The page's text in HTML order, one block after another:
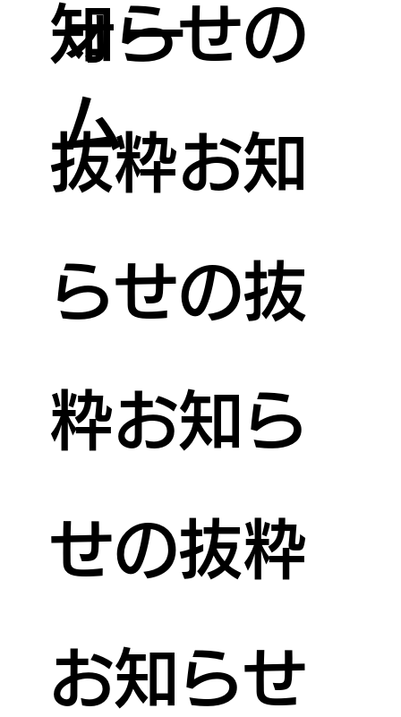
ォー
ム
知らせの
抜粋お知
らせの抜
粋お知ら
せの抜粋
お知らせ